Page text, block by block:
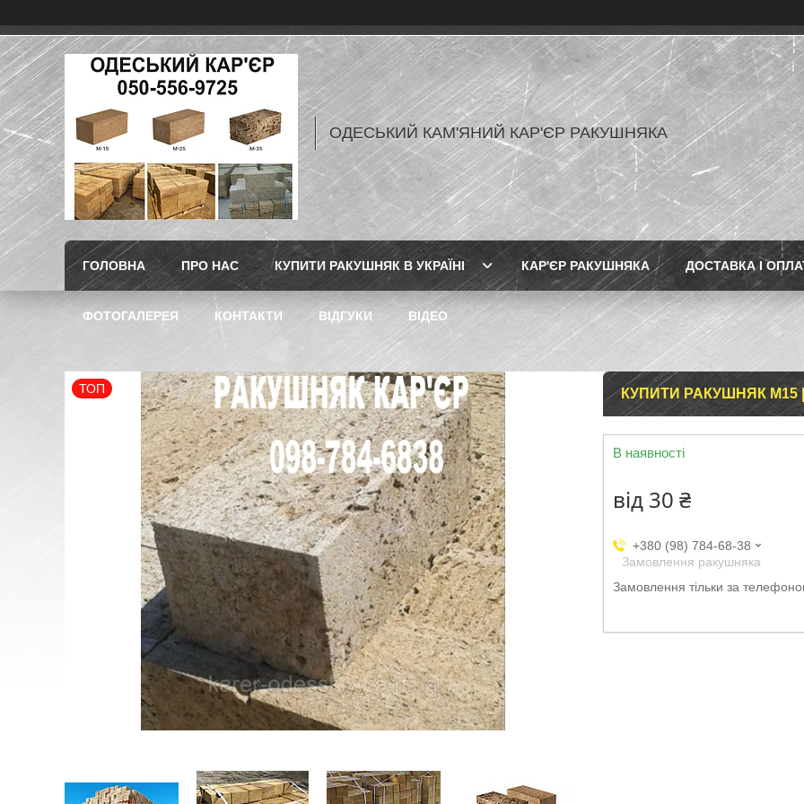
ОДЕСЬКИЙ КАМ'ЯНИЙ КАР'ЄР РАКУШНЯКА
ГОЛОВНА ПРО НАС КУПИТИ РАКУШНЯК В УКРАЇНІ КАР'ЄР РАКУШНЯКА ДОСТАВКА І
ФОТОГАЛЕРЕЯ КОНТАКТИ ВІДГУКИ ВІДЕО
ТОП КУПИТИ РАКУШНЯК М15 |
В наявності
від 30 ₴
+380 (98) 784-68-38
Замовлення ракушняка
Замовлення тільки за